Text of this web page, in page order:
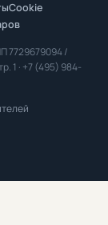
Cookie
7729679094 /
1 · +7 (495) 984-